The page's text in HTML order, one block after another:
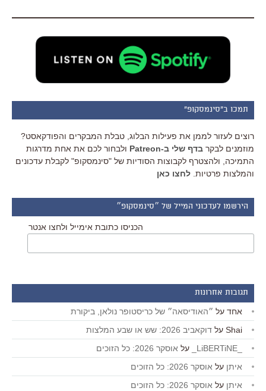
תמכו ב"סינמסקופ"
רוצים לעזור לממן את פעילות הבלוג, טבלת המבקרים והפודקאסט?
מוזמנים לבקר בדף שלי ב-Patreon
ולבחור לכם את אחת מדרגות
התמיכה, ולהצטרף לקבוצות הסודיות של "סינמסקופ" לקבלת עדכונים
והמלצות פרטיות. לחצו כאן
הירשמו לעדכוני המייל של ״סינמסקופ״
הכניסו כתובת אימייל ולחצו אנטר
תגובות אחרונות
אחד על ״האודיסאה״ של כריסטופר נולאן, ביקורת
Shai על דוקאביב 2026: שש או שבע המלצות
על אוסקר 2026: כל הזוכים
איתן על אוסקר 2026: כל הזוכים
איתן על אוסקר 2026: כל הזוכים